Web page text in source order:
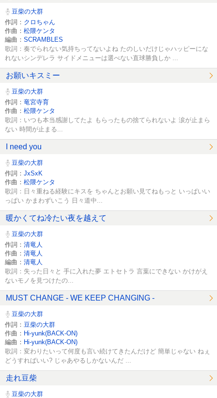
豆柴の大群
作詞： クロちゃん
作曲： 松隈ケンタ
編曲： SCRAMBLES
歌詞：奏でられない気持ちってないよね たのしいだけじゃハッピーにな
れないシンデレラ サイドメニューは選べない直球勝負しか ...
お願いキスミー
豆柴の大群
作詞： 竜宮寺育
作曲： 松隈ケンタ
歌詞：いつも本当感謝してたよ もらったもの捨てられないよ 涙が止まら
ない 時間が止まる...
I need you
豆柴の大群
作詞： JxSxK
作曲： 松隈ケンタ
歌詞：日々重ねる経験にキスを ちゃんとお願い見てねもっと いっぱいい
っぱい かまわずいこう 日々道中...
暖かくてね冷たい夜を越えて
豆柴の大群
作詞： 清竜人
作曲： 清竜人
編曲： 清竜人
歌詞：失った日々と 手に入れた夢 エトセトラ 言葉にできない かけがえ
ないモノを見つけたの...
MUST CHANGE - WE KEEP CHANGING -
豆柴の大群
作詞： 豆柴の大群
作曲： Hi-yunk(BACK-ON)
編曲： Hi-yunk(BACK-ON)
歌詞：変わりたいって何度も言い続けてきたんだけど 簡単じゃない ねぇ
どうすればいい? じゃあやるしかないんだ ...
走れ豆柴
豆柴の大群